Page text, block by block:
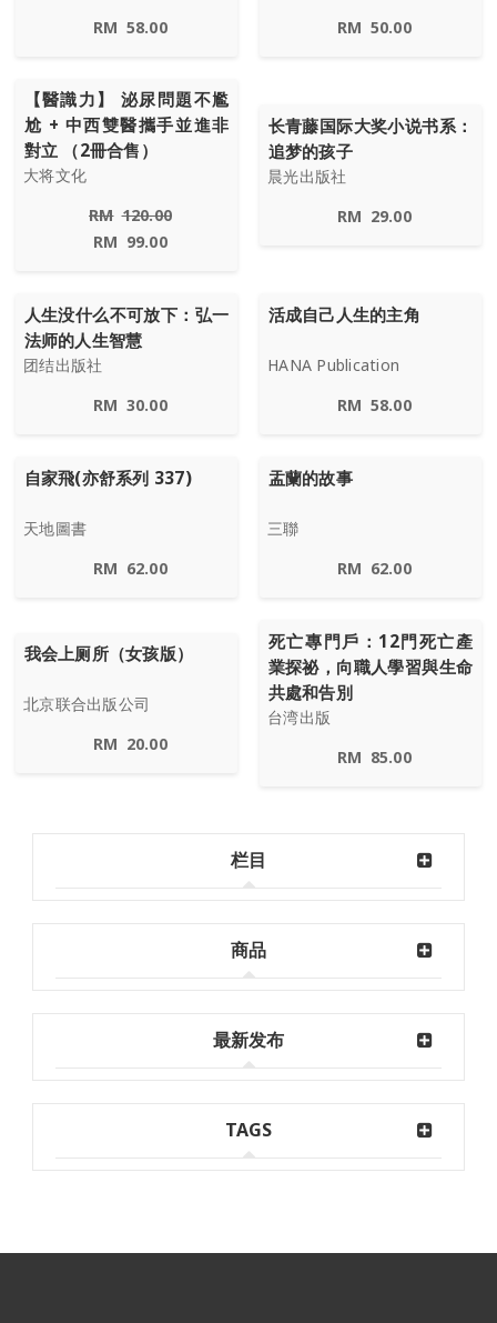
RM 58.00
RM 50.00
【醫識力】 泌尿問題不尷
尬 + 中西雙醫攜手並進非
對立 （2冊合售）
大将文化
RM 120.00
RM 99.00
长青藤国际大奖小说书系：
追梦的孩子
晨光出版社
RM 29.00
人生没什么不可放下：弘一
法师的人生智慧
团结出版社
RM 30.00
活成自己人生的主角
HANA Publication
RM 58.00
自家飛(亦舒系列 337)
天地圖書
RM 62.00
盂蘭的故事
三聯
RM 62.00
我会上厕所（女孩版）
北京联合出版公司
RM 20.00
死亡專門戶：12門死亡產
業探祕，向職人學習與生命
共處和告別
台湾出版
RM 85.00
栏目
商品
最新发布
TAGS